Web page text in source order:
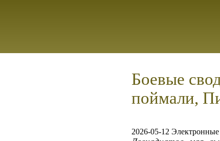
Боевые
поймали,
2026-05-12